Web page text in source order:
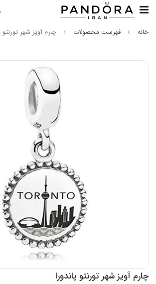
خانه فهرست محصولات چارم آویز شهر تورنتو
چارم آویز شهر تورنتو پاندورا